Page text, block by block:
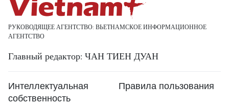
РУКОВОДЯЩЕЕ АГЕНТСТВО: ВЬЕТНАМСКОЕ ИНФОРМАЦИОННОЕ
АГЕНТСТВО
Главный редактор: ЧАН ТИЕН ДУАН
Интеллектуальная
собственность
Правила пользования